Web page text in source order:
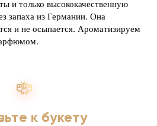
и только высококачественную
запаха из Германии. Она
и не осыпается. Ароматизируем
к букету